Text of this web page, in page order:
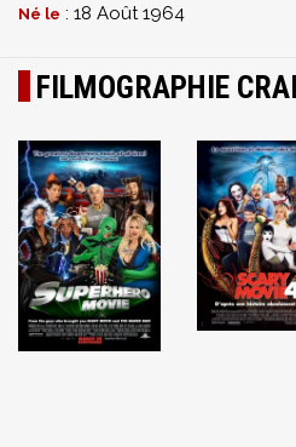
Né le : 18 Août 1964
FILMOGRAPHIE